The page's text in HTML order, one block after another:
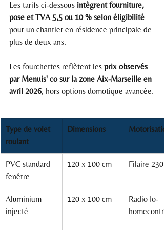
Les tarifs ci-dessous intègrent fourniture,
pose et TVA 5,5 ou 10 % selon éligibilité
pour un chantier en résidence principale de
plus de deux ans.
Les fourchettes reflètent les prix observés
par Menuis' co sur la zone Aix-Marseille en
avril 2026, hors options domotique avancée.
Type de volet
roulant
Dimensions
PVC standard
fenêtre
120 x 100 cm Filaire 230
Aluminium
injecté
120 x 100 cm
Radio Io-